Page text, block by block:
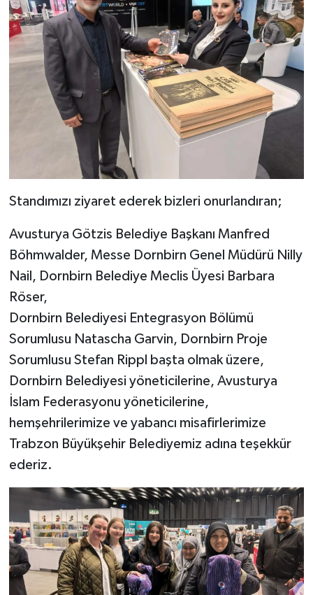
Standımızı ziyaret ederek bizleri onurlandıran;
Avusturya Götzis Belediye Başkanı Manfred
Böhmwalder, Messe Dornbirn Genel Müdürü Nilly
Nail, Dornbirn Belediye Meclis Üyesi Barbara
Röser,
Dornbirn Belediyesi Entegrasyon Bölümü
Sorumlusu Natascha Garvin, Dornbirn Proje
Sorumlusu Stefan Rippl başta olmak üzere,
Dornbirn Belediyesi yöneticilerine, Avusturya
İslam Federasyonu yöneticilerine,
hemşehrilerimize ve yabancı misafirlerimize
Trabzon Büyükşehir Belediyemiz adına teşekkür
ederiz.